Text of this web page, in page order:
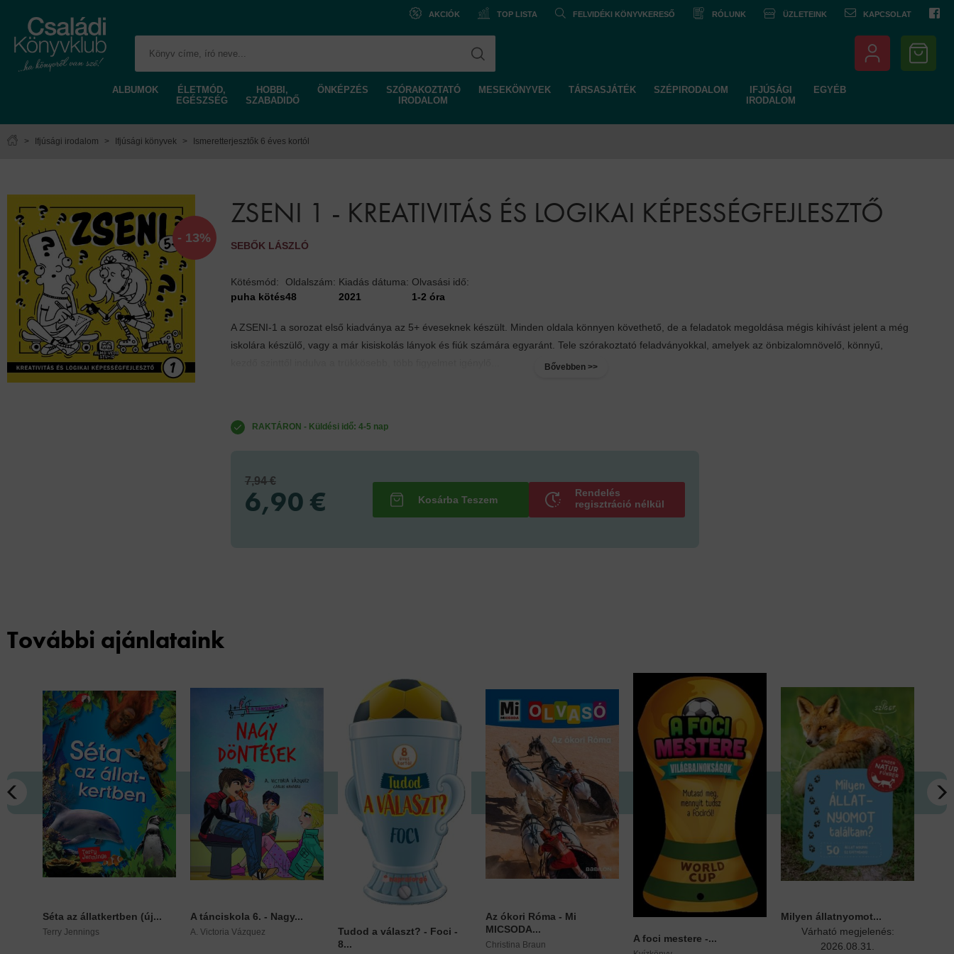
AKCIÓK TOP LISTA FELVIDÉKI KÖNYVKERESŐ RÓLUNK ÜZLETEINK KAPCSOLAT
ALBUMOK
ÉLETMÓD,
EGÉSZSÉG
HOBBI,
SZABADIDŐ
ÖNKÉPZÉS
SZÓRAKOZTATÓ
IRODALOM
MESEKÖNYVEK TÁRSASJÁTÉK SZÉPIRODALOM
IFJÚSÁGI
IRODALOM
EGYÉB
> Ifjúsági irodalom > Ifjúsági könyvek > Ismeretterjesztők 6 éves kortól
- 13%
ZSENI 1 - KREATIVITÁS ÉS LOGIKAI KÉPESSÉGFEJLESZTŐ
SEBŐK LÁSZLÓ
Kötésmód:
puha kötés
Oldalszám:
48
Kiadás dátuma:
2021
Olvasási idő:
1-2 óra
A ZSENI-1 a sorozat első kiadványa az 5+ éveseknek készült. Minden oldala könnyen követhető, de a feladatok megoldása mégis kihívást jelent a még
iskolára készülő, vagy a már kisiskolás lányok és fiúk számára egyaránt. Tele szórakoztató feladványokkal, amelyek az önbizalomnövelő, könnyű,
Bővebben >>
RAKTÁRON - Küldési idő: 4-5 nap
7,94 €
6,90 €
Rendelés
regisztráció nélkül
További ajánlataink
Séta az állatkertben (új...
Terry Jennings
A tánciskola 6. - Nagy...
A. Victoria Vázquez
Tudod a választ? - Foci -
8...
Az ókori Róma - Mi
MICSODA...
Christina Braun
A foci mestere -...
Milyen állatnyomot...
Várható megjelenés:
2026.08.31.